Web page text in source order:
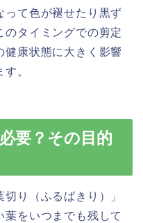
って色が褪せたり黒ず
のタイミングでの剪定
健康状態に大きく影響
。
要？その目的
り（ふるばきり）」
葉をいつまでも残して